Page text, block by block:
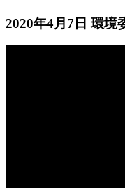
2020年4月7日 環境